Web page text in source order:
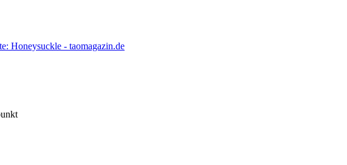
Honeysuckle - taomagazin.de